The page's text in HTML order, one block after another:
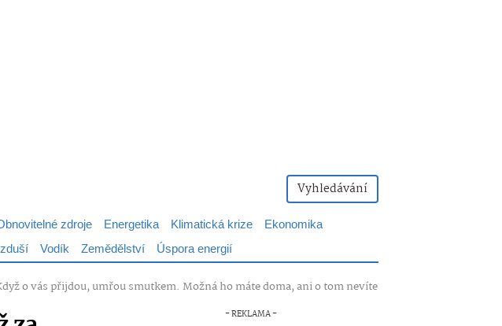
Vyhledávání
zdroje Energetika Klimatická krize
Ekonomika
Vodík Zemědělství Úspora energií
o vás přijdou, umřou smutkem. Možná ho máte doma, ani o tom nevíte